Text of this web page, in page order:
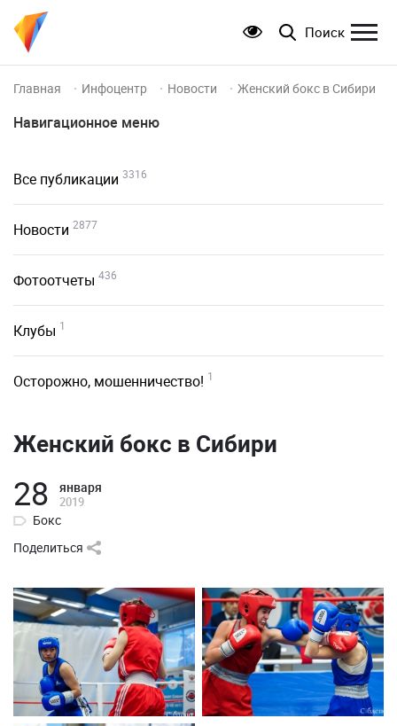
Поиск
Главная Инфоцентр Новости Женский бокс в Сибири
Навигационное меню
Все публикации 3316
Новости 2877
Фотоотчеты 436
Клубы 1
Осторожно, мошенничество! 1
Женский бокс в Сибири
28 января
2019
Бокс
Поделиться